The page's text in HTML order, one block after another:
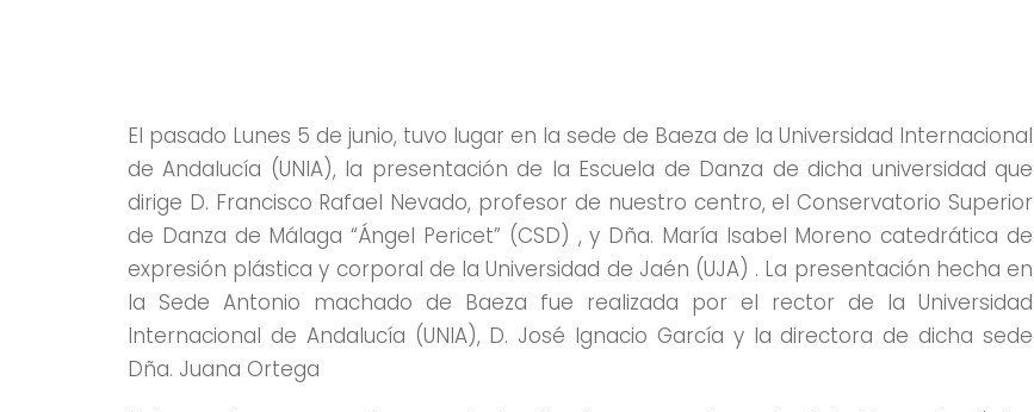
El pasado Lunes 5 de junio, tuvo lugar en la sede de Baeza de la Universidad Internacional
de Andalucía (UNIA), la presentación de la Escuela de Danza de dicha universidad que
dirige D. Francisco Rafael Nevado, profesor de nuestro centro, el Conservatorio Superior
de Danza de Málaga “Ángel Pericet” (CSD) , y Dña. María Isabel Moreno catedrática de
expresión plástica y corporal de la Universidad de Jaén (UJA) . La presentación hecha en
la Sede Antonio machado de Baeza fue realizada por el rector de la Universidad
Internacional de Andalucía (UNIA), D. José Ignacio García y la directora de dicha sede
Dña. Juana Ortega